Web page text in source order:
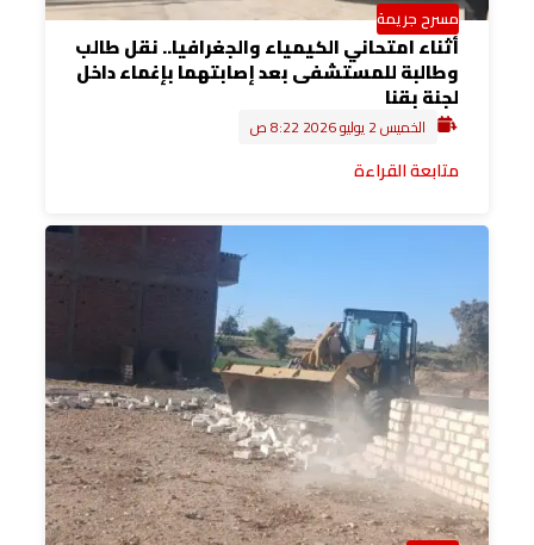
مسرح جريمة
أثناء امتحاني الكيمياء والجغرافيا.. نقل طالب
وطالبة للمستشفى بعد إصابتهما بإغماء داخل
لجنة بقنا
الخميس 2 يوليو 2026 8:22 ص
متابعة القراءة